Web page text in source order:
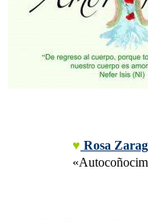
♥ Rosa